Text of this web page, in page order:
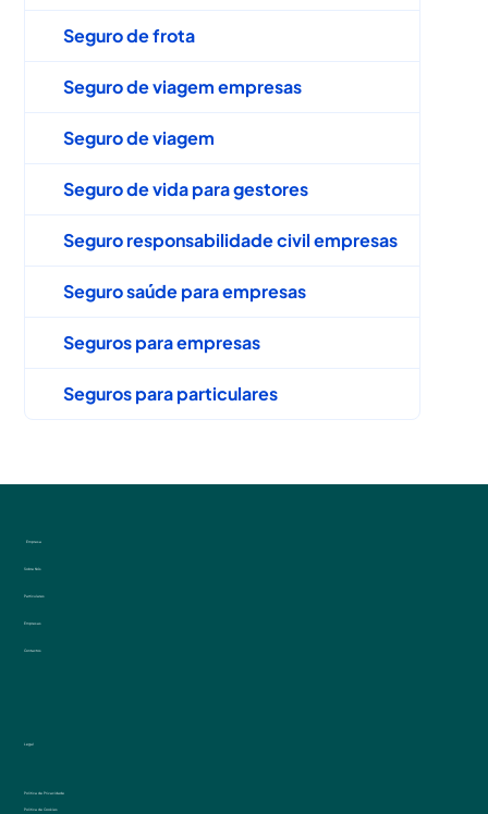
Seguro de frota
Seguro de viagem empresas
Seguro de viagem
Seguro de vida para gestores
Seguro responsabilidade civil empresas
Seguro saúde para empresas
Seguros para empresas
Seguros para particulares
Empresa
Sobre Nós
Particulares
Empresas
Contactos
Legal
Politica de Privacidade
Politica de Cookies